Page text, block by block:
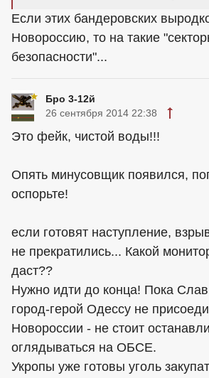
Если этих бандеровских
Новороссию, то на такие
безопасности"...
Бро 3-12й
26 сентября 2014 22:38
Это фейк, чистой воды!!!
Опять минусовщик появился,
оспорьте!
если готовят наступление,
не прекратились... Какой
даст??
Нужно идти до конца! Пока
город-герой Одессу не
Новороссии - не стоит
оглядываться на ОБСЕ.
Укропы уже готовы уголь